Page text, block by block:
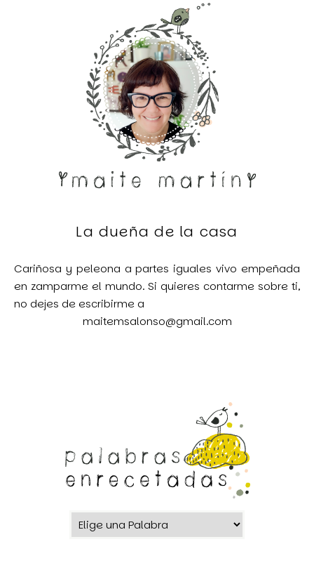
La dueña de la casa
Cariñosa y peleona a partes iguales vivo empeñada
en zamparme el mundo. Si quieres contarme sobre ti,
no dejes de escribirme a
maitemsalonso@gmail.com